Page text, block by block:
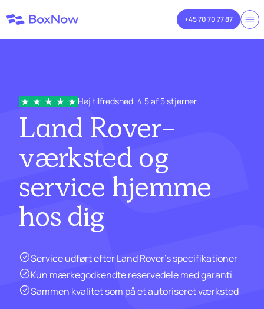
+45 70 70 77 87
Høj tilfredshed. 4,5 af 5 stjerner
Land Rover-
værksted og
service hjemme
hos dig
Service udført efter Land Rover's specifikationer
Kun mærkegodkendte reservedele med garanti
Sammen kvalitet som på et autoriseret værksted